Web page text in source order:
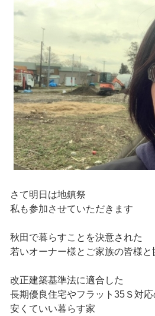
さて明日は地鎮祭
私も参加させていただきます
秋田で暮らすことを決意された
若いオーナー様とご家族の皆様と
改正建築基準法に適合した
長期優良住宅やフラット35Ｓ対応
安くていい暮らす家